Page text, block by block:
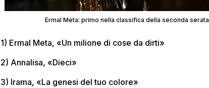
Ermal Meta: primo nella classifica della seconda serata
1) Ermal Meta, «Un milione di cose da dirti»
2) Annalisa, «Dieci»
3) Irama, «La genesi del tuo colore»